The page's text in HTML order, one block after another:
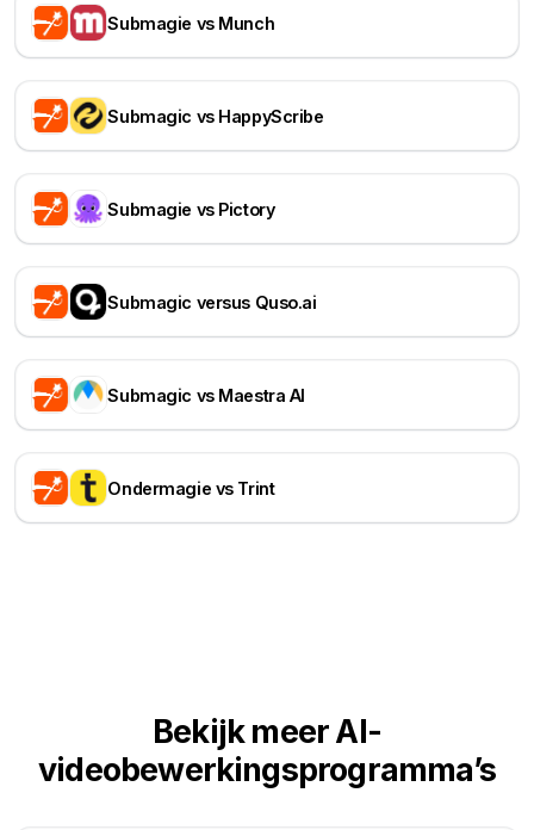
Submagie vs Munch
Submagic vs HappyScribe
Submagie vs Pictory
Submagic versus Quso.ai
Submagic vs Maestra AI
Ondermagie vs Trint
Bekijk meer AI-
videobewerkingsprogramma’s